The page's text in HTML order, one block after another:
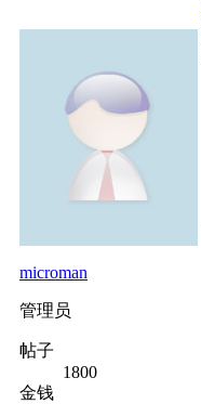
microman
管理员
帖子
1800
金钱